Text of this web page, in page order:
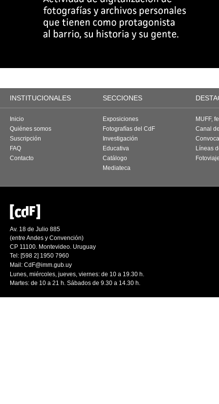
INSTITUCIONALES SECCIONES
Inicio
Quiénes somos
Suscripción
FAQ
Contacto
Exposiciones
Fotografías del CdF
Investigación
Educativa
Catálogo
Mediateca
MUFF,
Canal
Líneas
Av. 18 de Julio 885
(entre Andes y Convención)
CP 11100. Montevideo. Uruguay
Tel: [598 2] 1950 7960
Mail: CdF@imm.gub.uy
Lunes, miércoles, jueves, viernes: de 10 a 19.30 h.
Martes: de 10 a 21 h. Sábados de 9.30 a 14.30 h.